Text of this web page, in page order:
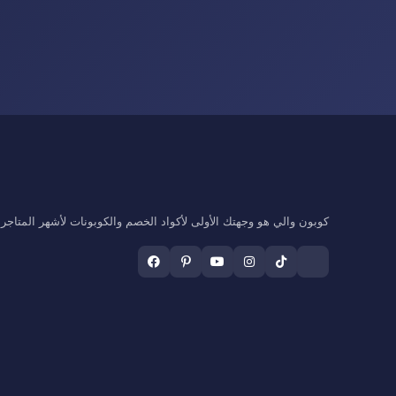
كوبون والي هو وجهتك الأولى لأكواد الخصم والكوبونات لأشهر المتاجر